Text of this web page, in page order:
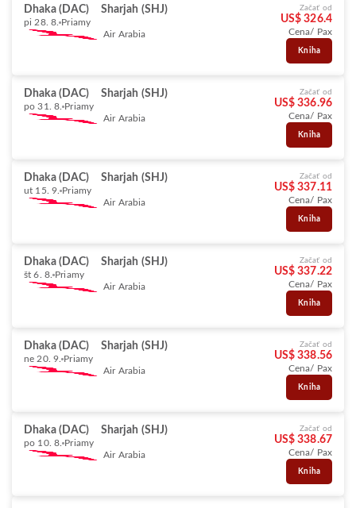
Dhaka (DAC) Sharjah (SHJ)
pi 28. 8. Priamy
Air Arabia
Začať od
US$ 326.4
Cena/ Pax
Kniha
Dhaka (DAC) Sharjah (SHJ)
po 31. 8. Priamy
Air Arabia
Začať od
US$ 336.96
Cena/ Pax
Kniha
Dhaka (DAC) Sharjah (SHJ)
ut 15. 9. Priamy
Air Arabia
Začať od
US$ 337.11
Cena/ Pax
Kniha
Dhaka (DAC) Sharjah (SHJ)
št 6. 8. Priamy
Air Arabia
Začať od
US$ 337.22
Cena/ Pax
Kniha
Dhaka (DAC) Sharjah (SHJ)
ne 20. 9. Priamy
Air Arabia
Začať od
US$ 338.56
Cena/ Pax
Kniha
Dhaka (DAC) Sharjah (SHJ)
po 10. 8. Priamy
Air Arabia
Začať od
US$ 338.67
Cena/ Pax
Kniha